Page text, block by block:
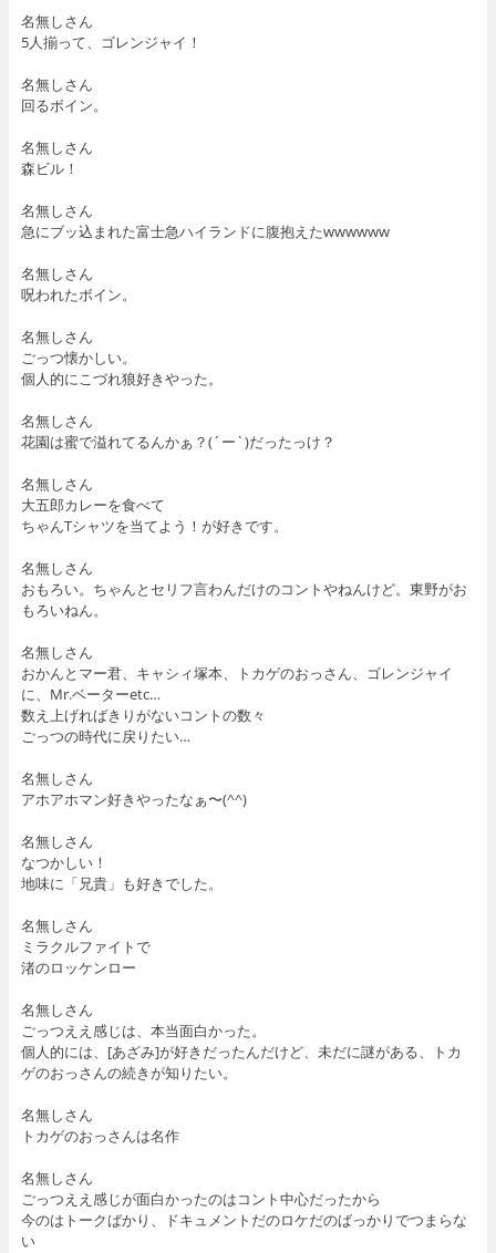
名無しさん
5人揃って、ゴレンジャイ！
名無しさん
回るボイン。
名無しさん
森ビル！
名無しさん
急にブッ込まれた富士急ハイランドに腹抱えたwwwwww
名無しさん
呪われたボイン。
名無しさん
ごっつ懐かしい。
個人的にこづれ狼好きやった。
名無しさん
花園は蜜で溢れてるんかぁ？(´ー`)だったっけ？
名無しさん
大五郎カレーを食べて
ちゃんTシャツを当てよう！が好きです。
名無しさん
おもろい。ちゃんとセリフ言わんだけのコントやねんけど。東野がお
もろいねん。
名無しさん
おかんとマー君、キャシィ塚本、トカゲのおっさん、ゴレンジャイ
に、Mr.ベーターetc…
数え上げればきりがないコントの数々
ごっつの時代に戻りたい…
名無しさん
アホアホマン好きやったなぁ〜(^^)
名無しさん
なつかしい！
地味に「兄貴」も好きでした。
名無しさん
ミラクルファイトで
渚のロッケンロー
名無しさん
ごっつええ感じは、本当面白かった。
個人的には、[あざみ]が好きだったんだけど、未だに謎がある、トカ
ゲのおっさんの続きが知りたい。
名無しさん
トカゲのおっさんは名作
名無しさん
ごっつええ感じが面白かったのはコント中心だったから
今のはトークばかり、ドキュメントだのロケだのばっかりでつまらな
い